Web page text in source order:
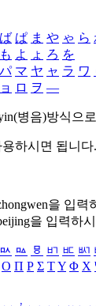
ば ぱ ま や ゃ ら
も よ ょ ろ を
パ マ ヤ ャ ラ ワ
ョ ロ ヲ ―
병음)방식으
하시면 됩니다.
을 입력
을 입력하
ㅯ ㅰ ㅱ ㅲ ㅳ ㅴ
Ο Π Ρ Σ ΤΥ Φ Χ